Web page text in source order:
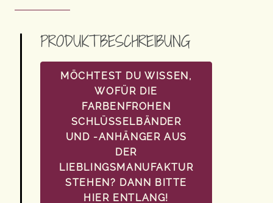
PRODUKTBESCHREIBUNG
MÖCHTEST DU WISSEN,
WOFÜR DIE
FARBENFROHEN
SCHLÜSSELBÄNDER
UND -ANHÄNGER AUS
DER
LIEBLINGSMANUFAKTUR
STEHEN? DANN BITTE
HIER ENTLANG!